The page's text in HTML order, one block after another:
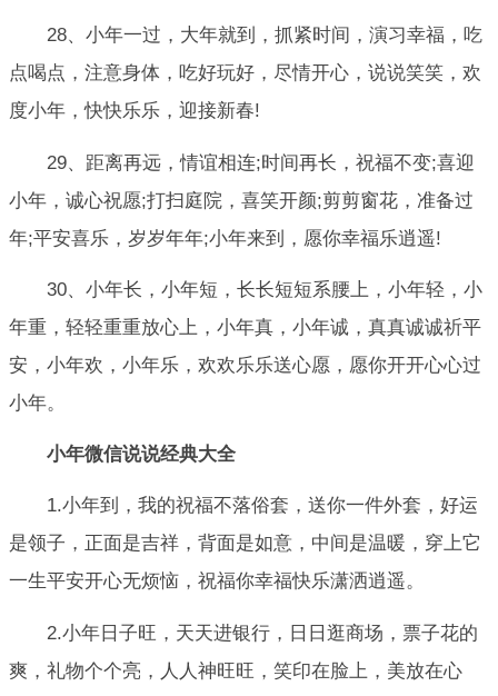
28、小年一过，大年就到，抓紧时间，演习幸福，吃
点喝点，注意身体，吃好玩好，尽情开心，说说笑笑，欢
度小年，快快乐乐，迎接新春!
29、距离再远，情谊相连;时间再长，祝福不变;喜迎
小年，诚心祝愿;打扫庭院，喜笑开颜;剪剪窗花，准备过
年;平安喜乐，岁岁年年;小年来到，愿你幸福乐逍遥!
30、小年长，小年短，长长短短系腰上，小年轻，小
年重，轻轻重重放心上，小年真，小年诚，真真诚诚祈平
安，小年欢，小年乐，欢欢乐乐送心愿，愿你开开心心过
小年。
小年微信说说经典大全
1.小年到，我的祝福不落俗套，送你一件外套，好运
是领子，正面是吉祥，背面是如意，中间是温暖，穿上它
一生平安开心无烦恼，祝福你幸福快乐潇洒逍遥。
2.小年日子旺，天天进银行，日日逛商场，票子花的
爽，礼物个个亮，人人神旺旺，笑印在脸上，美放在心